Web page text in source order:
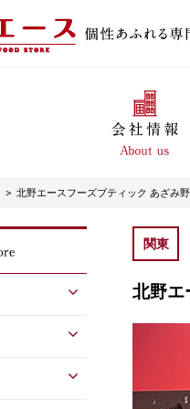
> 北野エースフーズブティック あざみ
関東
北野エ